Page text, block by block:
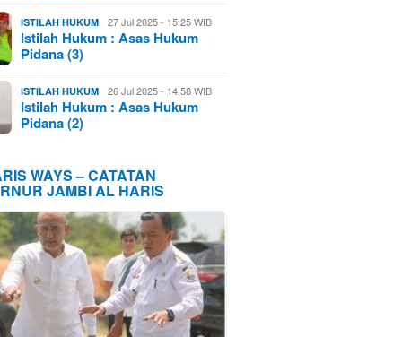
ISTILAH HUKUM 27 Jul 2025 - 15:25 WIB
Istilah Hukum : Asas Hukum
Pidana (3)
ISTILAH HUKUM 26 Jul 2025 - 14:58 WIB
Istilah Hukum : Asas Hukum
Pidana (2)
WAYS – CATATAN
JAMBI AL HARIS